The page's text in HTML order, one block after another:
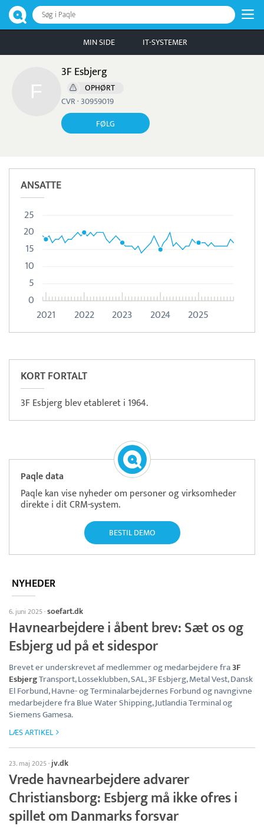
Søg i Paqle
MIN SIDE IT-SYSTEMER
3F Esbjerg
OPHØRT
CVR · 30959019
FØLG
ANSATTE
2021 2022 2023 2024 2025
0
5
10
15
20
25
KORT FORTALT
3F Esbjerg blev etableret i 1964.
Paqle data
Paqle kan vise nyheder om personer og virksomheder
direkte i dit CRM-system.
BESTIL DEMO
NYHEDER
6. juni 2025·soefart.dk
Havnearbejdere i åbent brev: Sæt os og
Esbjerg ud på et sidespor
Brevet er underskrevet af medlemmer og medarbejdere fra3F
EsbjergTransport, Losseklubben, SAL, 3F Esbjerg, Metal Vest, Dansk
El Forbund, Havne- og Terminalarbejdernes Forbund og navngivne
medarbejdere fra Blue Water Shipping, Jutlandia Terminal og
Siemens Gamesa.
LÆS ARTIKEL
23. maj 2025·jv.dk
Vrede havnearbejdere advarer
Christiansborg: Esbjerg må ikke ofres i
spillet om Danmarks forsvar